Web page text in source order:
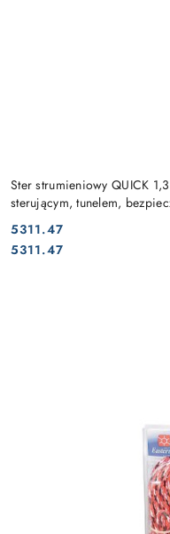
Ster strumieniowy QUICK
sterującym, tunelem,
Cena:
5311.47
Cena:
5311.47